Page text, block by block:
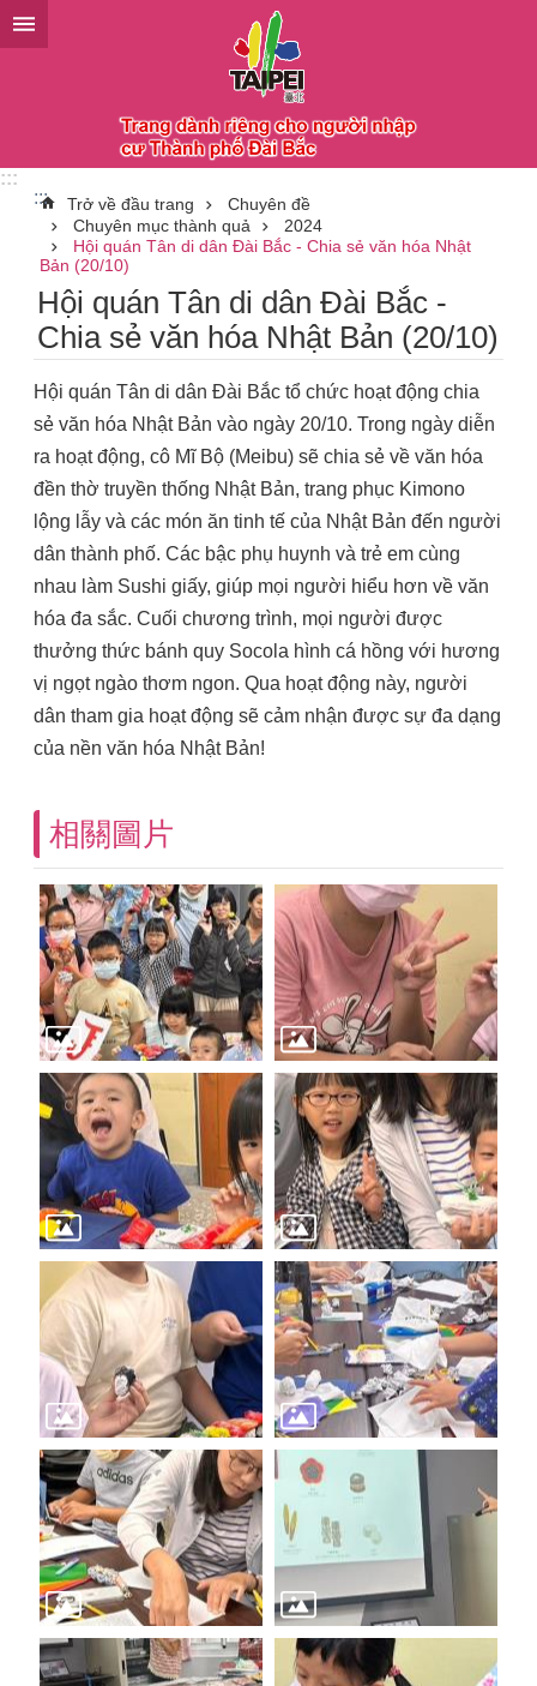
Chuyển đến khối nội dung chính
:::
:::
Trở về đầu trang
Chuyên đề
Chuyên mục thành quả
2024
Hội quán Tân di dân Đài Bắc - Chia sẻ văn hóa Nhật
Bản (20/10)
Hội quán Tân di dân Đài Bắc -
Chia sẻ văn hóa Nhật Bản (20/10)
Hội quán Tân di dân Đài Bắc tổ chức hoạt động chia
sẻ văn hóa Nhật Bản vào ngày 20/10. Trong ngày diễn
ra hoạt động, cô Mĩ Bộ (Meibu) sẽ chia sẻ về văn hóa
đền thờ truyền thống Nhật Bản, trang phục Kimono
lộng lẫy và các món ăn tinh tế của Nhật Bản đến người
dân thành phố. Các bậc phụ huynh và trẻ em cùng
nhau làm Sushi giấy, giúp mọi người hiểu hơn về văn
hóa đa sắc. Cuối chương trình, mọi người được
thưởng thức bánh quy Socola hình cá hồng với hương
vị ngọt ngào thơm ngon. Qua hoạt động này, người
dân tham gia hoạt động sẽ cảm nhận được sự đa dạng
của nền văn hóa Nhật Bản!
相關圖片